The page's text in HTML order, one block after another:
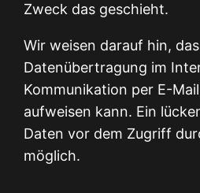
Zweck das geschieht.
Wir weisen darauf hin,
Datenübertragung im
Kommunikation per E-
aufweisen kann. Ein
Daten vor dem Zugriff
möglich.